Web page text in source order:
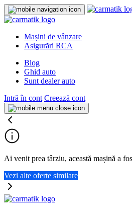
Mașini de vânzare
Asigurări RCA
Blog
Ghid auto
Sunt dealer auto
Intră în cont Creează cont
Ai venit prea târziu, această mașină a
Vezi alte oferte similare